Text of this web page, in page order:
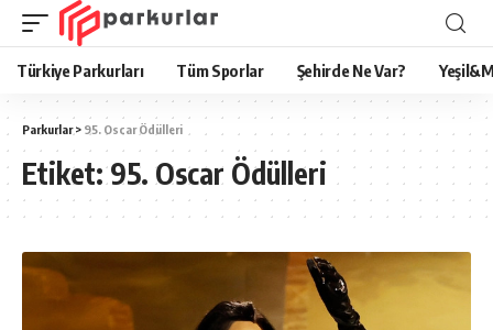
Türkiye Parkurları Tüm Sporlar Şehirde Ne Var?
Parkurlar> 95. Oscar Ödülleri
Etiket:95. Oscar Ödülleri